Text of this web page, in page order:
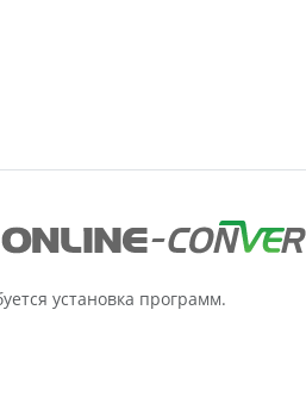
установка программ.